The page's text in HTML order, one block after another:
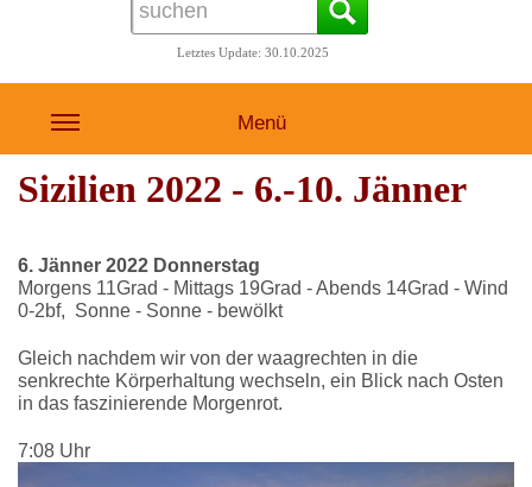
Letztes Update: 30.10.2025
Menü
Sizilien 2022 - 6.-10. Jänner
6. Jänner 2022 Donnerstag
Morgens 11Grad - Mittags 19Grad - Abends 14Grad - Wind
0-2bf, Sonne - Sonne - bewölkt
Gleich nachdem wir von der waagrechten in die
senkrechte Körperhaltung wechseln, ein Blick nach Osten
in das faszinierende Morgenrot.
7:08 Uhr